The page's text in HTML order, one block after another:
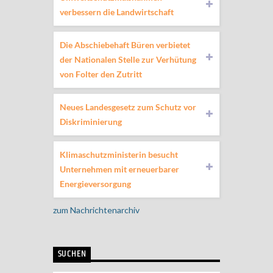
verbessern die Landwirtschaft
Die Abschiebehaft Büren verbietet
der Nationalen Stelle zur Verhütung
von Folter den Zutritt
Neues Landesgesetz zum Schutz vor
Diskriminierung
Klimaschutzministerin besucht
Unternehmen mit erneuerbarer
Energieversorgung
zum Nachrichtenarchiv
SUCHEN